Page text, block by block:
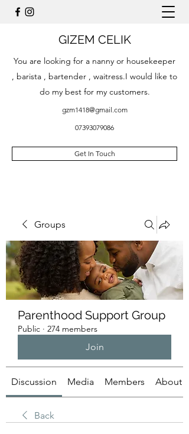
GIZEM CELIK
You are looking for a nanny or housekeeper
, barista , bartender , waitress.I would like to
do my best for my customers.
gzm1418@gmail.com
07393079086
Get In Touch
Groups
Parenthood Support Group
Public · 274 members
Join
Discussion Media Members About
Back